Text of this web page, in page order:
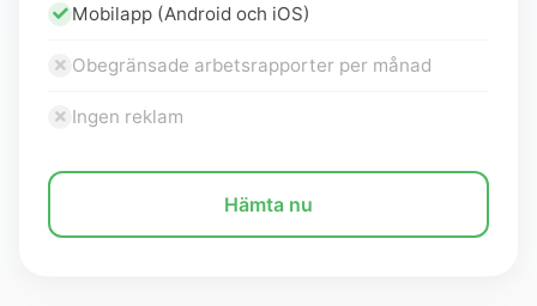
Mobilapp (Android och iOS)
Obegränsade arbetsrapporter per månad
Ingen reklam
Hämta nu